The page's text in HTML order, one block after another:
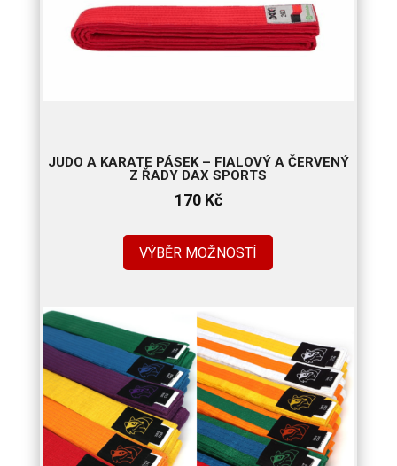
JUDO A KARATE PÁSEK – FIALOVÝ A ČERVENÝ
Z ŘADY DAX SPORTS
170 Kč
VÝBĚR MOŽNOSTÍ